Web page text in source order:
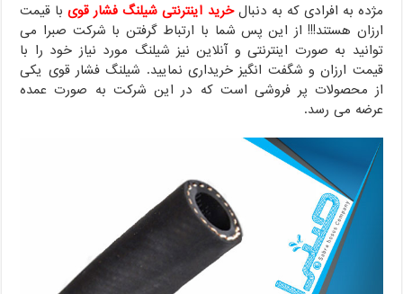
مژده به افرادی که به دنبالخرید اینترنتی شیلنگ فشار قویبا قیمت
ارزان هستند!!! از این پس شما با ارتباط گرفتن با شرکت صبرا می
توانید به صورت اینترنتی و آنلاین نیز شیلنگ مورد نیاز خود را با
قیمت ارزان و شگفت انگیز خریداری نمایید. شیلنگ فشار قوی یکی
از محصولات پر فروشی است که در این شرکت به صورت عمده
عرضه می رسد.